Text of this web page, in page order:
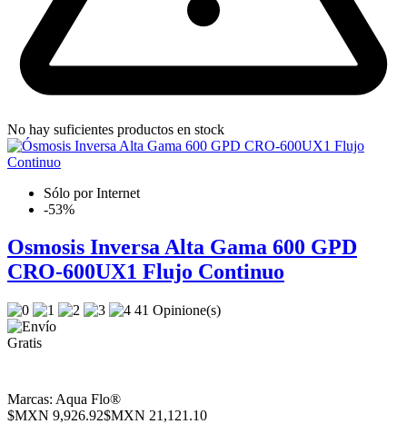
No hay suficientes productos en stock
Sólo por Internet
-53%
Osmosis Inversa Alta Gama 600 GPD
CRO-600UX1 Flujo Continuo
41 Opinione(s)
Marcas: Aqua Flo®
$MXN 9,926.92$MXN 21,121.10